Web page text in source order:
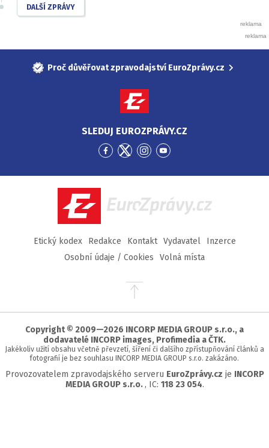
DALŠÍ ZPRÁVY
Proč důvěřovat zpravodajství EuroZprávy.cz
SLEDUJ EUROZPRÁVY.CZ
Přejít
Facebook
Přejít
Twitter
Přejít
Instagram
Přejít
YouTube
EuroZprávy.cz
Etický kodex Redakce Kontakt Vydavatel
Inzerce
Osobní údaje / Cookies
Volná místa
Přejít
stránky
Copyright © 2009—2026 INCORP MEDIA GROUP s.r.o., a
dodavatelé INCORP images, Profimedia a ČTK.
Jakékoliv užití obsahu včetně převzetí, šíření či dalšího zpřístupňování článků a
fotografií je bez souhlasu INCORP MEDIA GROUP s.r.o. zakázáno.
Provozovatelem zpravodajského serveru EuroZprávy.cz je INCORP
MEDIA GROUP s.r.o. , IC: 118 23 054.